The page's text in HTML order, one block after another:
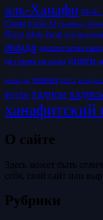
аль-Ханафи Шейх
Саим Шейх Мухаммад
Нури Шейх Рагиб ас-Сирджани
акыда доказательства
история ислама книги
манхадж намаз пост
фетвы хадисы
ханафитский
О сайте
Здесь может быть
себя, свой сайт или
Рубрики